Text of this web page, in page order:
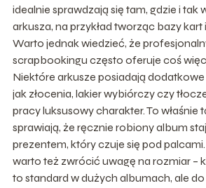
idealnie sprawdzają się tam, gdzie i tak
arkusza, na przykład tworząc bazy kart
Warto jednak wiedzieć, że
scrapbookingu często oferuje coś
Niektóre arkusze posiadają
jak złocenia, lakier wybiórczy czy
pracy luksusowy charakter. To właśnie
sprawiają, że ręcznie robiony album
prezentem, który czuje się pod
warto też zwrócić uwagę na rozmiar –
to standard w dużych albumach, ale